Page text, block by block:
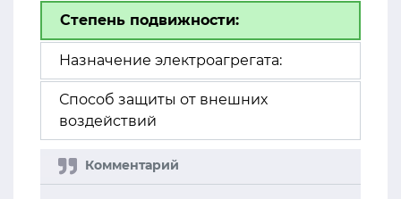
Степень подвижности:
Назначение электроагрегата:
Способ защиты от внешних
воздействий